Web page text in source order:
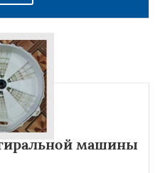
машины